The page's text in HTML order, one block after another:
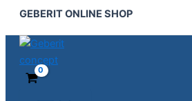
Pređi
sadržaj
GEBERIT ONLINE SHOP
Menu
Selnova
Square
komplet,
ugradni
umivaonik